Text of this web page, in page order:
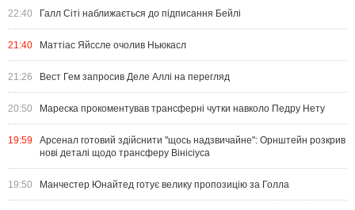
22:40 Галл Сіті наближається до підписання Бейлі
21:40 Маттіас Яйссле очолив Ньюкасл
21:26 Вест Гем запросив Деле Аллі на перегляд
20:50 Мареска прокоментував трансферні чутки навколо Педру Нету
19:59
Арсенал готовий здійснити "щось надзвичайне": Орнштейн розкрив
нові деталі щодо трансферу Вінісіуса
19:50 Манчестер Юнайтед готує велику пропозицію за Голла